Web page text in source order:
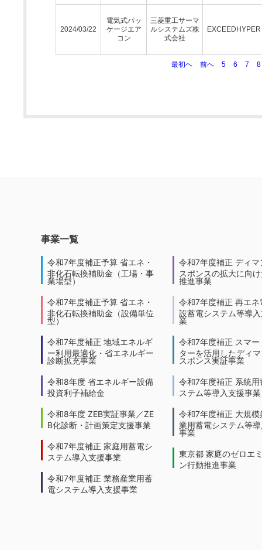
2024/03/22
電気式パッ
ケージエア
コン
三菱重工サーマ
ルシステムズ株
式会社
最初へ 前へ 5 6 7 8
事業一覧
令和7年度補正予算 省エネ・
非化石転換補助金（工場・事
業場型）
令和7年度補正予算 省エネ・
非化石転換補助金（設備単位
型）
令和7年度補正 地域エネルギ
ー利用最適化・省エネルギー
診断拡充事業
令和8年度 省エネルギー設備
投資利子補給金
令和8年度 ZEB実証事業／ZE
B化診断・計画策定支援事業
令和7年度補正 家庭用蓄電シ
ステム導入支援事業
令和7年度補正 業務産業用蓄
電システム導入支援事業
令和7年度補正 ディマ
スポンスの拡大に向
推進事業
令和7年度補正 再エネ
設蓄電システム等導
業
令和7年度補正 スマー
ターを活用したディ
スポンス実証事業
令和7年度補正 系統用
ステム等導入支援事業
令和7年度補正 大規模
業用蓄電システム等
事業
東京都 家庭のゼロエ
ン行動推進事業